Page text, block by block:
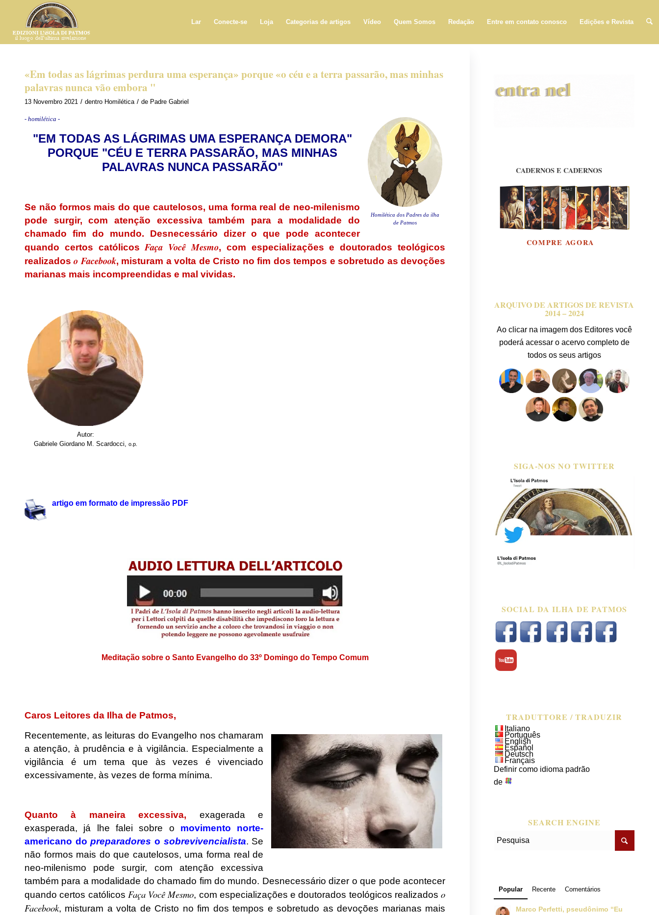
Lar Conecte-se Loja Categorias de artigos Vídeo Quem Somos Redação Entre em contato conosco Edições e Revista
«Em todas as lágrimas perdura uma esperança» porque «o céu e a terra passarão, mas minhas
palavras nunca vão embora "
13 Novembro 2021 / dentro Homilética / de Padre Gabriel
- homilética -
Homilética dos Padres da ilha
de Patmos
"EM TODAS AS LÁGRIMAS UMA ESPERANÇA DEMORA"
PORQUE "CÉU E TERRA PASSARÃO, MAS MINHAS
PALAVRAS NUNCA PASSARÃO"
Se não formos mais do que cautelosos, uma forma real de neo-milenismo
pode surgir, com atenção excessiva também para a modalidade do
chamado fim do mundo. Desnecessário dizer o que pode acontecer
quando certos católicos Faça Você Mesmo, com especializações e doutorados teológicos
realizadoso Facebook, misturam a volta de Cristo no fim dos tempos e sobretudo as devoções
marianas mais incompreendidas e mal vividas.
Autor:
Gabriele Giordano M. Scardocci,
o.p.
artigo em formato de impressão PDF
Meditação sobre o Santo Evangelho do 33º Domingo do Tempo Comum
Caros Leitores da Ilha de Patmos,
Recentemente, as leituras do Evangelho nos chamaram
a atenção, à prudência e à vigilância. Especialmente a
vigilância é um tema que às vezes é vivenciado
excessivamente, às vezes de forma mínima.
Quanto à maneira excessiva, exagerada e
exasperada, já lhe falei sobre o movimento norte-
americano dopreparadores o sobrevivencialista. Se
não formos mais do que cautelosos, uma forma real de
neo-milenismo pode surgir, com atenção excessiva
também para a modalidade do chamado fim do mundo. Desnecessário dizer o que pode acontecer
quando certos católicos Faça Você Mesmo, com especializações e doutorados teológicos realizadoso
Facebook, misturam a volta de Cristo no fim dos tempos e sobretudo as devoções marianas mais
ARQUIVO DE ARTIGOS DE REVISTA
2014 – 2024
Ao clicar na imagem dos Editores você
poderá acessar o acervo completo de
todos os seus artigos
SIGA-NOS NO TWITTER
SOCIAL DA ILHA DE PATMOS
TRADUTTORE / TRADUZIR
Italiano
Português
English
Español
Deutsch
Français
Definir como idioma padrão
de
SEARCH ENGINE
Popular Recente Comentários
Marco Perfetti, pseudônimo “Eu